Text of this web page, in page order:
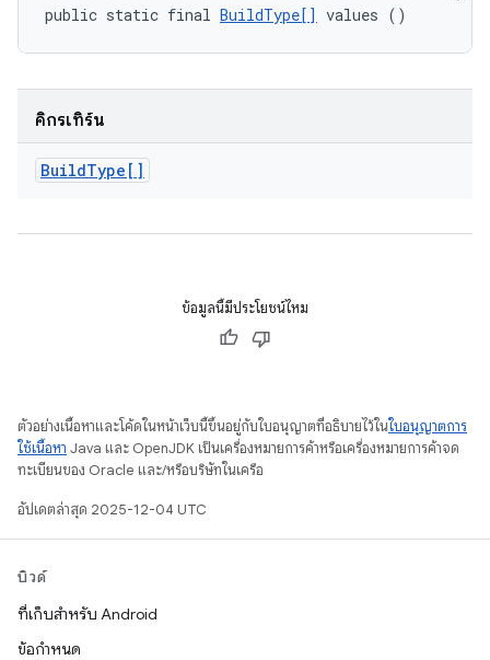
public static final BuildType[] values ()
คิกรีเทิร์น
BuildType[]
ข้อมูลนี้มีประโยชน์ไหม
ตัวอย่างเนื้อหาและโค้ดในหน้าเว็บนี้ขึ้นอยู่กับใบอนุญาตที่อธิบายไว้ในใบอนุญาตการ
ใช้เนื้อหา Java และ OpenJDK เป็นเครื่องหมายการค้าหรือเครื่องหมายการค้าจด
ทะเบียนของ Oracle และ/หรือบริษัทในเครือ
อัปเดตล่าสุด 2025-12-04 UTC
บิวด์
ที่เก็บสำหรับ Android
ข้อกำหนด